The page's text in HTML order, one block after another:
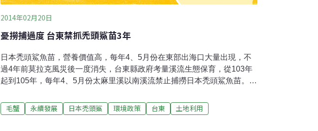
2014年02月20日
憂撈捕過度 台東禁抓禿頭鯊苗3年
日本禿頭鯊魚苗，營養價值高，每年4、5月份在東部出海口大量出現，不
過4年前莫拉克風災後一度消失，台東縣政府考量溪流生態保育，從103年
起到105年，每年4、5月份太麻里溪以南溪流禁止捕撈日本禿頭鯊魚苗。台
話，會依照漁業法65條罰3萬到15萬。台東縣政府表示，日本禿頭鯊魚苗的
繁殖季節，也剛好是毛蟹溯溪回上游生長的 時間，因此也一併將毛蟹列入
毛蟹 永續發展 日本禿頭鯊 環境政策 台東 土地利用